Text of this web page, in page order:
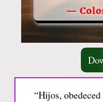
“Hijos,